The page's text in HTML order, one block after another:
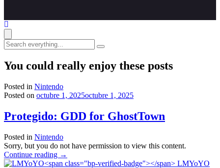
Search
everything...
You could really enjoy these posts
Posted in Nintendo
Posted on octubre 1, 2025octubre 1, 2025
Protegido: GDD for GhostTown
Posted in Nintendo
Sorry, but you do not have permission to view this content.
Continue reading "Protegido:
GDD
→
LMYoYO